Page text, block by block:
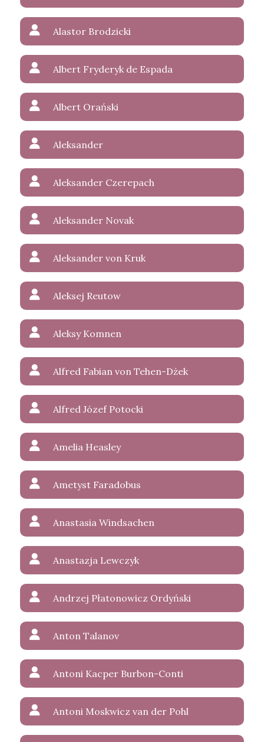
Alastor Brodzicki
Albert Fryderyk de Espada
Albert Orański
Aleksander
Aleksander Czerepach
Aleksander Novak
Aleksander von Kruk
Aleksej Reutow
Aleksy Komnen
Alfred Fabian von Tehen-Dżek
Alfred Józef Potocki
Amelia Heasley
Ametyst Faradobus
Anastasia Windsachen
Anastazja Lewczyk
Andrzej Płatonowicz Ordyński
Anton Talanov
Antoni Kacper Burbon-Conti
Antoni Moskwicz van der Pohl